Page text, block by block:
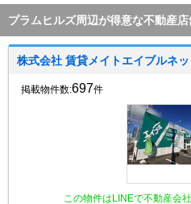
プラムヒルズ周辺が得意な不動産店
株式会社 賃貸メイトエイブルネ
掲載物件数:697件
この物件はLINEで不動産会